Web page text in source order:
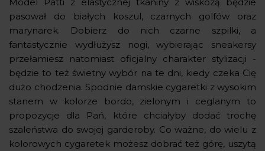
pasował do białych koszul, czarnych golfów oraz
marynarek. Dobierz do nich czarne szpilki, a
fantastycznie wydłużysz nogi, wybierając sneakersy
przełamiesz natomiast oficjalny charakter stylizacji -
będzie to też świetny wybór na te dni, kiedy czeka Cię
dużo chodzenia. Spodnie damskie cygaretki z wysokim
stanem w kolorze bordo, zielonym i ceglanym to
propozycje dla Pań, które chciałyby dodać trochę
szaleństwa do swojej garderoby. Co ważne, do wielu z
kolorowych cygaretek możesz dobrać też górę, uszytą